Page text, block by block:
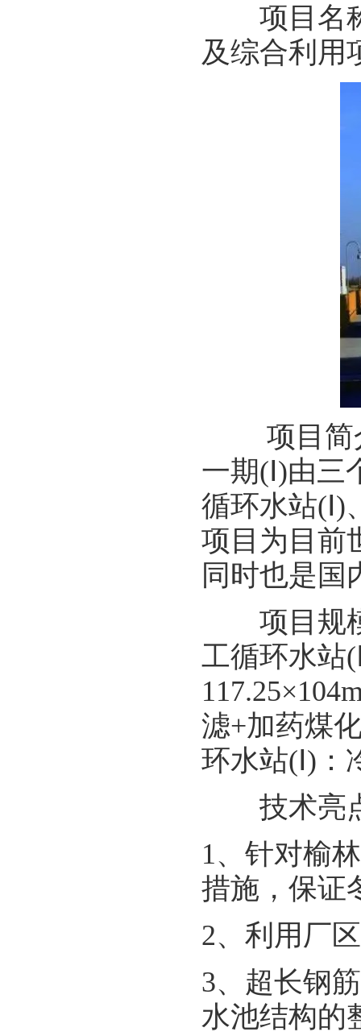
项目名称
及综合利用
项目简介
一期(Ⅰ)由
循环水站(Ⅰ)
项目为目前
同时也是国
项目规模
工循环水站
滤+加药煤
环水站(Ⅰ)：
技术亮
1、针对榆
措施，保证
2、利用厂
3、超长钢
水池结构的